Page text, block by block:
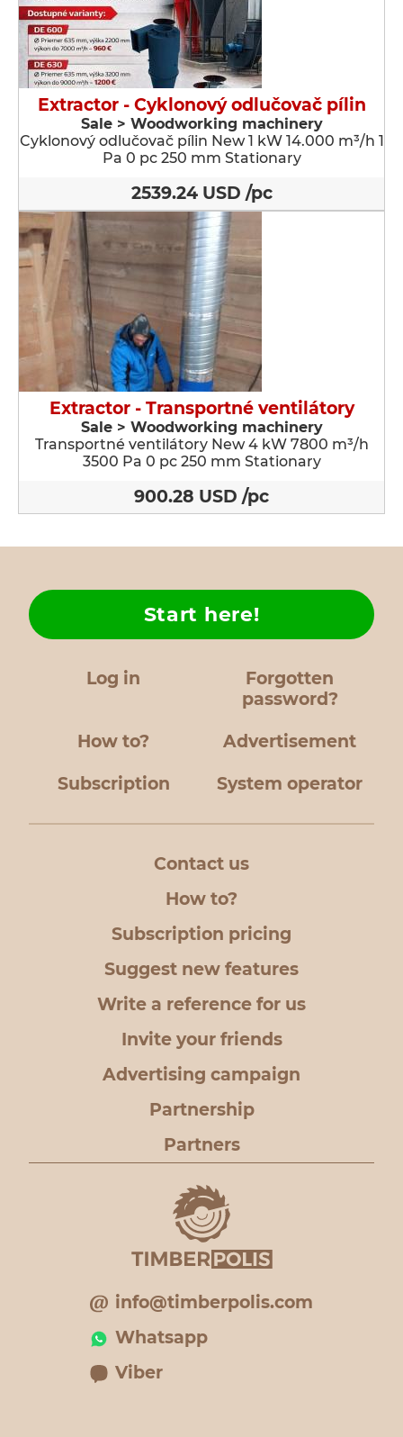
Extractor - Cyklonový odlučovač pílin
Sale > Woodworking machinery
Cyklonový odlučovač pílin New 1 kW 14.000 m³/h 1
Pa 0 pc 250 mm Stationary
2539.24 USD /pc
Extractor - Transportné ventilátory
Sale > Woodworking machinery
Transportné ventilátory New 4 kW 7800 m³/h
3500 Pa 0 pc 250 mm Stationary
900.28 USD /pc
Log in
Forgotten
password?
How to?
Start here!
Advertisement
Subscription System operator
Contact us
How to?
Subscription pricing
Suggest new features
Write a reference for us
Invite your friends
Advertising campaign
Partnership
Partners
info@timberpolis.com
Whatsapp
Viber